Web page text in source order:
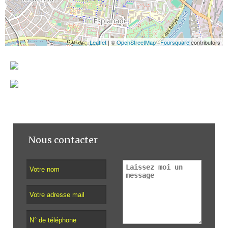
Leaflet | ©OpenStreetMap|Foursquarecontributors
Nous contacter